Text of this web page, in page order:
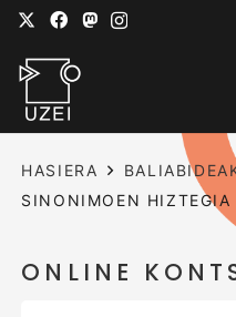
HASIERA
SINONIMOEN HIZTEGIA
ONLINE